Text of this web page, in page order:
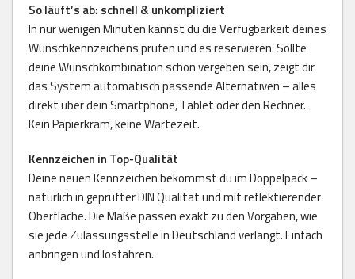
So läuft’s ab: schnell & unkompliziert
In nur wenigen Minuten kannst du die Verfügbarkeit deines
Wunschkennzeichens prüfen und es reservieren. Sollte
deine Wunschkombination schon vergeben sein, zeigt dir
das System automatisch passende Alternativen – alles
direkt über dein Smartphone, Tablet oder den Rechner.
Kein Papierkram, keine Wartezeit.
Kennzeichen in Top-Qualität
Deine neuen Kennzeichen bekommst du im Doppelpack –
natürlich in geprüfter DIN Qualität und mit reflektierender
Oberfläche. Die Maße passen exakt zu den Vorgaben, wie
sie jede Zulassungsstelle in Deutschland verlangt. Einfach
anbringen und losfahren.